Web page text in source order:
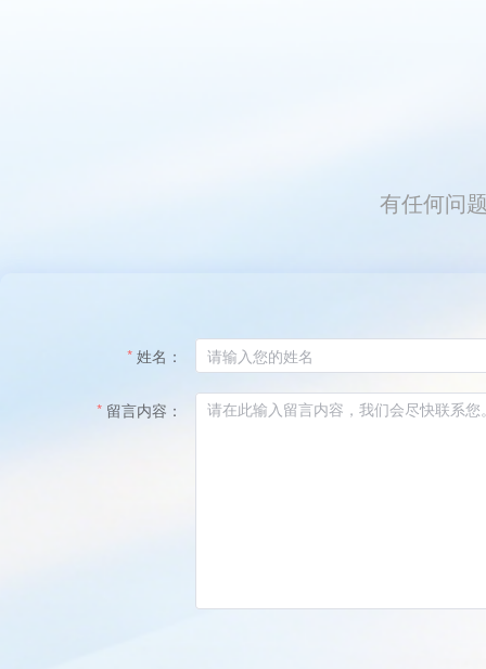
有任何问
姓名：
留言内容：